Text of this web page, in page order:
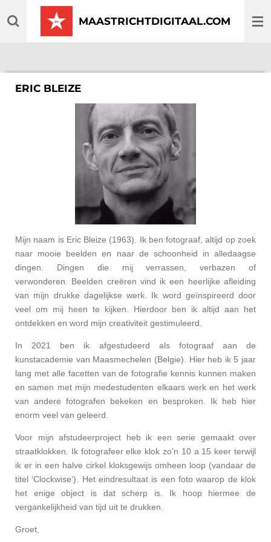
direct
MAASTRICHTDIGITAAL.COM
ERIC BLEIZE
Mijn naam is Eric Bleize (1963). Ik ben fotograaf, altijd op zoek
naar mooie beelden en naar de schoonheid in alledaagse
dingen. Dingen die mij verrassen, verbazen of
verwonderen. Beelden creëren vind ik een heerlijke afleiding
van mijn drukke dagelijkse werk. Ik word geïnspireerd door
veel om mij heen te kijken. Hierdoor ben ik altijd aan het
ontdekken en word mijn creativiteit gestimuleerd.
In 2021 ben ik afgestudeerd als fotograaf aan de
kunstacademie van Maasmechelen (Belgie). Hier heb ik 5 jaar
lang met alle facetten van de fotografie kennis kunnen maken
en samen met mijn medestudenten elkaars werk en het werk
van andere fotografen bekeken en besproken. Ik heb hier
enorm veel van geleerd.
Voor mijn afstudeerproject heb ik een serie gemaakt over
straatklokken. Ik fotografeer elke klok zo’n 10 a 15 keer terwijl
ik er in een halve cirkel kloksgewijs omheen loop (vandaar de
titel ‘Clockwise‘). Het eindresultaat is een foto waarop de klok
het enige object is dat scherp is. Ik hoop hiermee de
vergankelijkheid van tijd uit te drukken.
Groet,